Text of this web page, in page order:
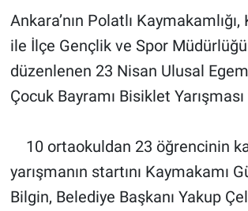
Ankara’nın Polatlı
ile İlçe Gençlik ve Spor
düzenlenen 23 Nisan Ulusal
Çocuk Bayramı Bisiklet Yarışması
10 ortaokuldan 23 öğrencinin
yarışmanın startını Kaymakamı
Bilgin, Belediye Başkanı Yakup